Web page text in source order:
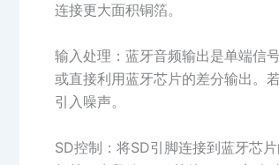
连接更大面积铜箔。
输入处理：蓝牙音频输出是单端信
或直接利用蓝牙芯片的差分输出。
引入噪声。
SD控制：将SD引脚连接到蓝牙芯